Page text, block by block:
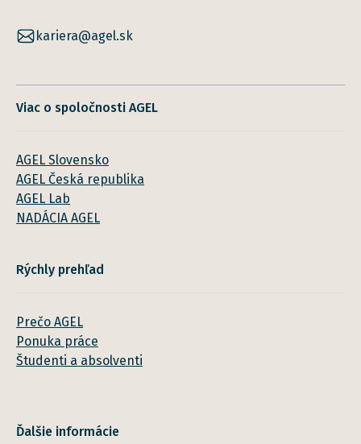
kariera@agel.sk
Viac o spoločnosti AGEL
AGEL Slovensko
AGEL Česká republika
AGEL Lab
NADÁCIA AGEL
Rýchly prehľad
Prečo AGEL
Ponuka práce
Študenti a absolventi
Ďalšie informácie